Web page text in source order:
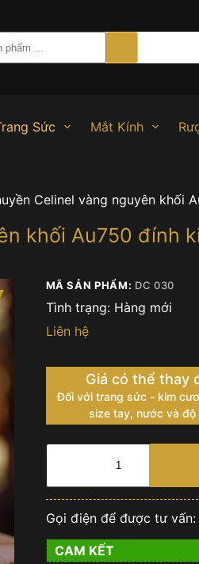
Sức Mắt Kính
Celinel vàng nguyên khối
khối Au750 đính
MÃ SẢN PHẨM: DC 030
Tình trạng: Hàng mới
Liên hệ
Giá có thể thay
Đối với trang sức - kim
size tay, nước và
Dây
nguyên
khối
Au750
đính
Gọi điện để được tư vấn:
CAM KẾT